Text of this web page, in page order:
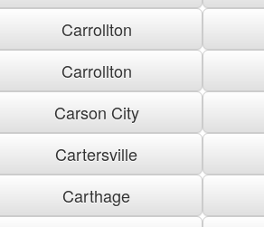
Carrollton
Carrollton
Carson City
Cartersville
Carthage